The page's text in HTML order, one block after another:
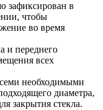
зафиксирован в
чтобы
во время
и переднего
всех
необходимыми
диаметра,
закрытия стекла.